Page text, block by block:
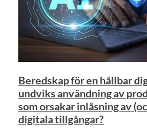
Beredskap för en hållbar
undviks användning av
som orsakar inlåsning av
digitala tillgångar?